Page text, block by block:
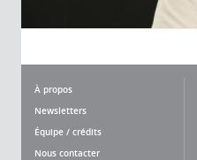
À propos
Newsletters
Équipe / crédits
Nous contacter